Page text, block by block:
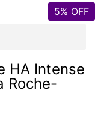
5% OFF
HA Intense
Roche-